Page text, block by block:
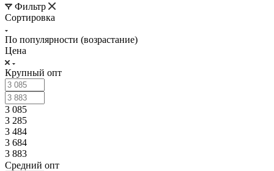
Фильтр
Сортировка
По популярности (возрастание)
Цена
Крупный опт
3 085
3 285
3 484
3 684
3 883
Средний опт